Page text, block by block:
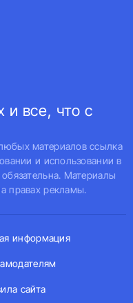
и все, что с
материалов ссылка
и использовании в
Материалы
правах рекламы.
информация
сайта